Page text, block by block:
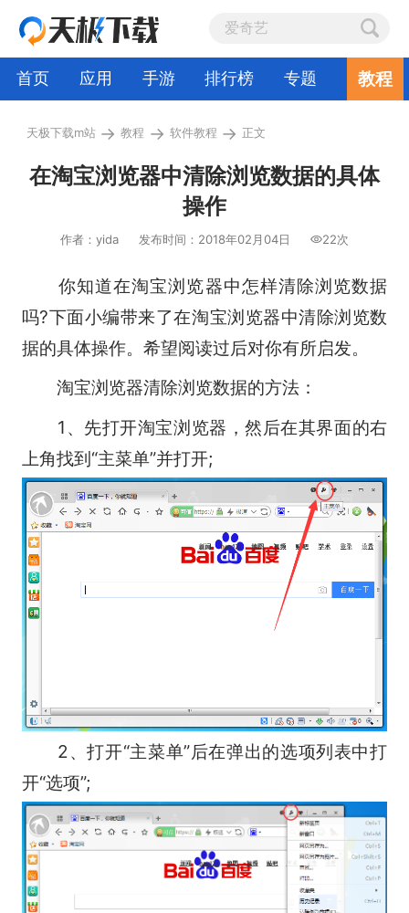
首页 应用 手游 排行榜 专题 教程
天极下载m站 → 教程 → 软件教程 → 正文
在淘宝浏览器中清除浏览数据的具体
操作
作者：yida 发布时间：2018年02月04日 22次
你知道在淘宝浏览器中怎样清除浏览数据
吗?下面小编带来了在淘宝浏览器中清除浏览数
据的具体操作。希望阅读过后对你有所启发。
淘宝浏览器清除浏览数据的方法：
1、先打开淘宝浏览器，然后在其界面的右
上角找到“主菜单”并打开;
2、打开“主菜单”后在弹出的选项列表中打
开“选项”;